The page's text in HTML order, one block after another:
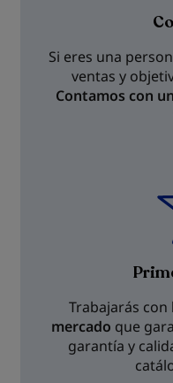
Si eres una
ventas y
Contamos con
Trabajarás con
mercado que
garantía y